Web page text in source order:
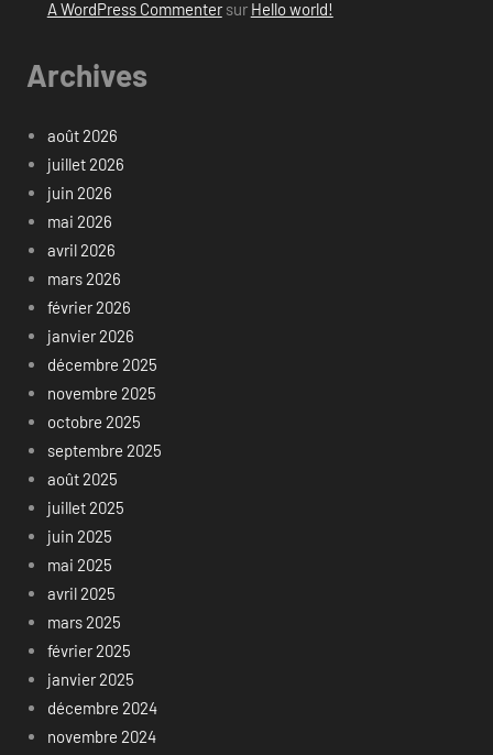
A WordPress Commentersur Hello world!
Archives
août 2026
juillet 2026
juin 2026
mai 2026
avril 2026
mars 2026
février 2026
janvier 2026
décembre 2025
novembre 2025
octobre 2025
septembre 2025
août 2025
juillet 2025
juin 2025
mai 2025
avril 2025
mars 2025
février 2025
janvier 2025
décembre 2024
novembre 2024